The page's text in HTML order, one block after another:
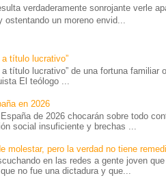
verdaderamente sonrojante verle
ostentando un moreno envid...
título lucrativo”
título lucrativo” de una fortuna familiar
El teólogo ...
en 2026
de 2026 chocarán sobre todo
social insuficiente y brechas ...
molestar, pero la verdad no tiene
en las redes a gente joven
no fue una dictadura y que...